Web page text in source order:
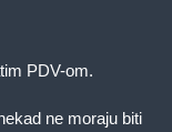
PDV-om.
ne moraju biti